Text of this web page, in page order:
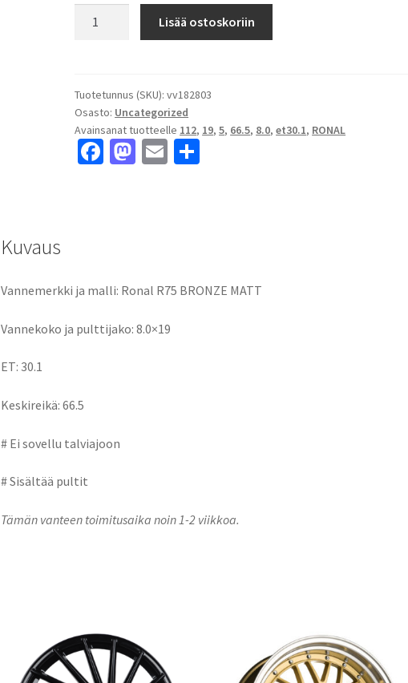
8.0x19"
5x112
ET30.1
keskireikä:66.5
Lisää ostoskoriin
Tuotetunnus (SKU):vv182803
Osasto: Uncategorized
Avainsanat tuotteelle 112, 19,5, 66.5, 8.0,et30.1, RONAL
Fa
k
M E
Kuvaus
Vannemerkki ja malli: Ronal R75 BRONZE MATT
Vannekoko ja pulttijako: 8.0×19
ET: 30.1
Keskireikä: 66.5
# Ei sovellu talviajoon
# Sisältää pultit
Tämän vanteen toimitusaika noin 1-2 viikkoa.